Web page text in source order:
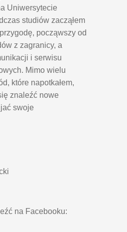
Uniwersytecie
studiów zacząłem
począwszy od
z zagranicy, a
i serwisu
Mimo wielu
które napotkałem,
znaleźć nowe
swoje
na Facebooku: